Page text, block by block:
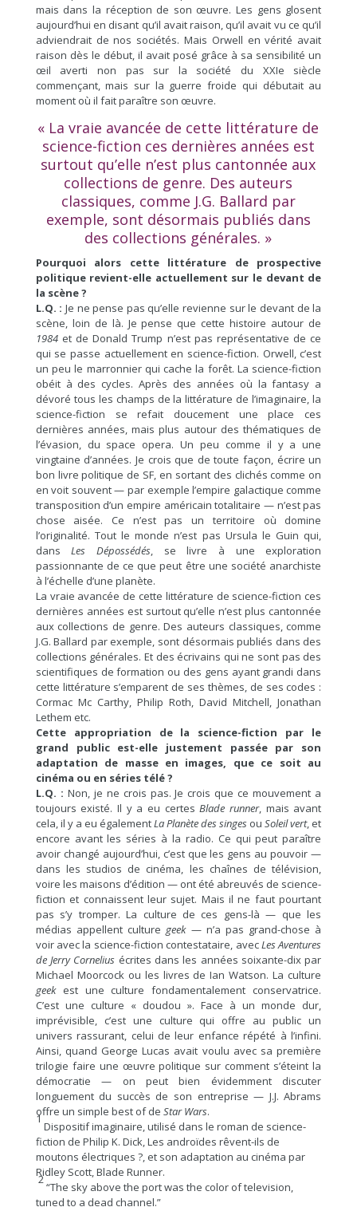
mais dans la réception de son œuvre. Les gens glosent
aujourd’hui en disant qu’il avait raison, qu’il avait vu ce qu’il
adviendrait de nos sociétés. Mais Orwell en vérité avait
raison dès le début, il avait posé grâce à sa sensibilité un
œil averti non pas sur la société du XXIe siècle
commençant, mais sur la guerre froide qui débutait au
moment où il fait paraître son œuvre.
« La vraie avancée de cette littérature de
science-fiction ces dernières années est
surtout qu’elle n’est plus cantonnée aux
collections de genre. Des auteurs
classiques, comme J.G. Ballard par
exemple, sont désormais publiés dans
des collections générales. »
Pourquoi alors cette littérature de prospective
politique revient-elle actuellement sur le devant de
la scène ?
L.Q. :Je ne pense pas qu’elle revienne sur le devant de la
scène, loin de là. Je pense que cette histoire autour de
1984et de Donald Trump n’est pas représentative de ce
qui se passe actuellement en science-fiction. Orwell, c’est
un peu le marronnier qui cache la forêt. La science-fiction
obéit à des cycles. Après des années où la fantasy a
dévoré tous les champs de la littérature de l’imaginaire, la
science-fiction se refait doucement une place ces
dernières années, mais plus autour des thématiques de
l’évasion, du space opera. Un peu comme il y a une
vingtaine d’années. Je crois que de toute façon, écrire un
bon livre politique de SF, en sortant des clichés comme on
en voit souvent — par exemple l’empire galactique comme
transposition d’un empire américain totalitaire — n’est pas
chose aisée. Ce n’est pas un territoire où domine
l’originalité. Tout le monde n’est pas Ursula le Guin qui,
dansLes Dépossédés, se livre à une exploration
passionnante de ce que peut être une société anarchiste
à l’échelle d’une planète.
La vraie avancée de cette littérature de science-fiction ces
dernières années est surtout qu’elle n’est plus cantonnée
aux collections de genre. Des auteurs classiques, comme
J.G. Ballard par exemple, sont désormais publiés dans des
collections générales. Et des écrivains qui ne sont pas des
scientifiques de formation ou des gens ayant grandi dans
cette littérature s’emparent de ses thèmes, de ses codes :
Cormac Mc Carthy, Philip Roth, David Mitchell, Jonathan
Lethem etc.
Cette appropriation de la science-fiction par le
grand public est-elle justement passée par son
adaptation de masse en images, que ce soit au
cinéma ou en séries télé ?
L.Q. : Non, je ne crois pas. Je crois que ce mouvement a
toujours existé. Il y a eu certesBlade runner, mais avant
cela, il y a eu égalementLa Planète des singes ouSoleil vert, et
encore avant les séries à la radio. Ce qui peut paraître
avoir changé aujourd’hui, c’est que les gens au pouvoir —
dans les studios de cinéma, les chaînes de télévision,
voire les maisons d’édition — ont été abreuvés de science-
fiction et connaissent leur sujet. Mais il ne faut pourtant
pas s’y tromper. La culture de ces gens-là — que les
médias appellent culturegeek— n’a pas grand-chose à
voir avec la science-fiction contestataire, avecLes Aventures
de Jerry Cornelius écrites dans les années soixante-dix par
Michael Moorcock ou les livres de Ian Watson. La culture
geekest une culture fondamentalement conservatrice.
C’est une culture « doudou ». Face à un monde dur,
imprévisible, c’est une culture qui offre au public un
univers rassurant, celui de leur enfance répété à l’infini.
Ainsi, quand George Lucas avait voulu avec sa première
trilogie faire une œuvre politique sur comment s’éteint la
démocratie — on peut bien évidemment discuter
longuement du succès de son entreprise — J.J. Abrams
offre un simple best of de Star Wars.
1
Dispositif imaginaire, utilisé dans le roman de science-
fiction de Philip K. Dick, Les androïdes rêvent-ils de
moutons électriques ?, et son adaptation au cinéma par
Ridley Scott, Blade Runner.
2
“The sky above the port was the color of television,
tuned to a dead channel.”